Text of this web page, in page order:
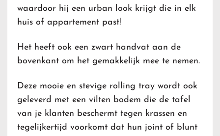
waardoor hij een urban look krijgt die in elk
huis of appartement past!
Het heeft ook een zwart handvat aan de
bovenkant om het gemakkelijk mee te nemen.
Deze mooie en stevige rolling tray wordt ook
geleverd met een vilten bodem die de tafel
van je klanten beschermt tegen krassen en
tegelijkertijd voorkomt dat hun joint of blunt